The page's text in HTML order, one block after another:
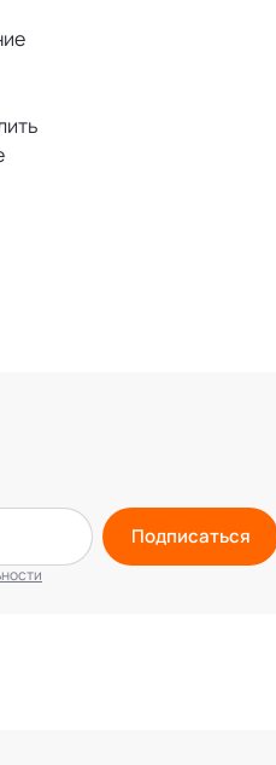
Подписаться